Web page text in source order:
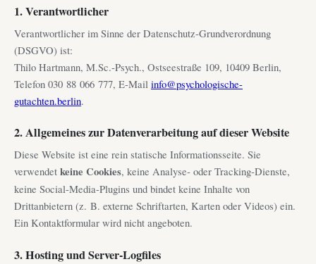
1. Verantwortlicher
Verantwortlicher im Sinne der Datenschutz-Grundverordnung
(DSGVO) ist:
Thilo Hartmann, M.Sc.-Psych., Ostseestraße 109, 10409 Berlin,
Telefon 030 88 066 777, E-Mail info@psychologische-
gutachten.berlin.
2. Allgemeines zur Datenverarbeitung auf dieser Website
Diese Website ist eine rein statische Informationsseite. Sie
verwendet keine Cookies, keine Analyse- oder Tracking-Dienste,
keine Social-Media-Plugins und bindet keine Inhalte von
Drittanbietern (z. B. externe Schriftarten, Karten oder Videos) ein.
Ein Kontaktformular wird nicht angeboten.
3. Hosting und Server-Logfiles